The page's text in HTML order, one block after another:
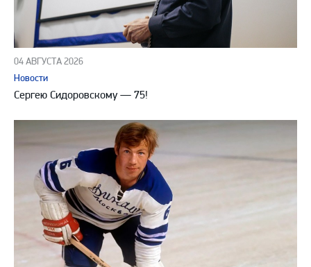
04 АВГУСТА 2026
Новости
Сергею Сидоровскому — 75!